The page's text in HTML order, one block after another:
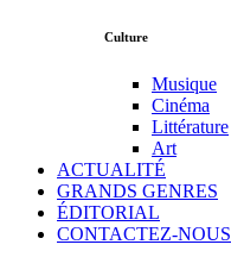
Culture
Musique
Cinéma
Littérature
Art
ACTUALITÉ
GRANDS GENRES
ÉDITORIAL
CONTACTEZ-NOUS